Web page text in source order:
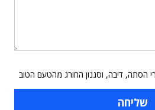
הסתה, דיבה, וסגנון החורג מהטעם הטוב